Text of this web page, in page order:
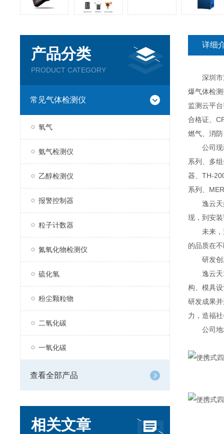
产品分类
PRODUCT CATEGORY
常见气体检测仪
氧气
氨气检测仪
乙醇检测仪
报警控制器
粒子计数器
氮氧化物检测仪
硫化氢
粉尘颗粒物
二氧化碳
一氧化碳
查看全部产品
相关文章
详细
深圳市逸
爆气体检
监测云平
合格证、
燃气、消
公司现已
系列、多
器、TH-
系列、
逸云天始
现，到安
未来，逸
的品质在
研发创
逸云天13
构、模具
研发成果
力，造福
公司地址